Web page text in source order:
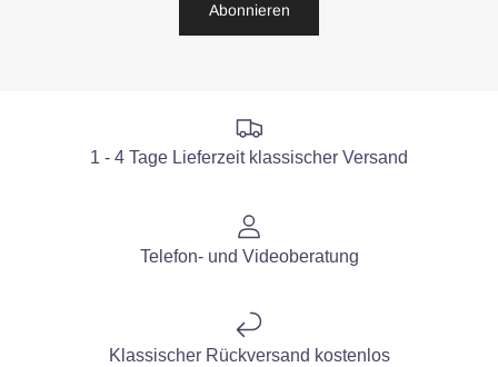
Abonnieren
1 - 4 Tage Lieferzeit klassischer Versand
Telefon- und Videoberatung
Klassischer Rückversand kostenlos